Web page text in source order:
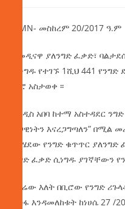
AMN- መስከረም 20/2017 ዓ.ም
በመዲናዋ ያለንግድ ፈቃድ፣
ሲነግዱ የተገኙ 1ሺህ 441
ቢሮ አስታወቀ ፡፡
የአዲስአበባ ከተማ አስተዳደር
ህጋዊነትን እናረጋግጣለን” በሚል
ባካሄደው የንግድ ቁጥጥር
ንግድ ፈቃድ ሲነግዱ ያገኛቸውን
በዛሬው እለት በቢሮው የንግድ
አሰፋ እንዳመለከቱት ከነሀሴ 27